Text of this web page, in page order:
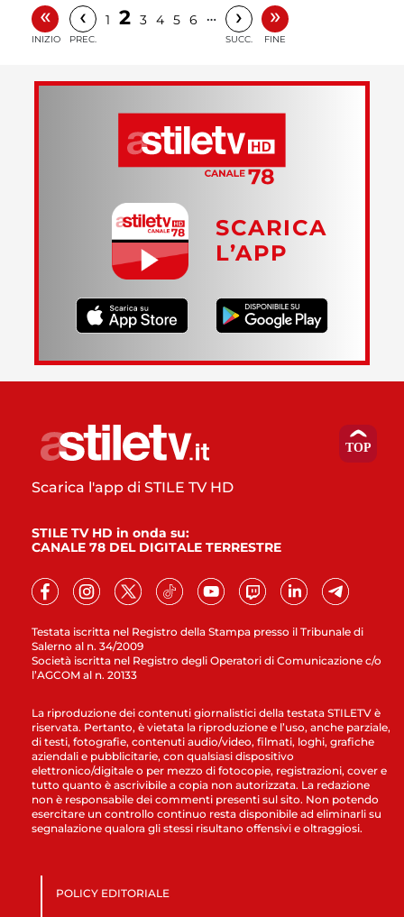
«
INIZIO
‹
PREC.
1 2 3 4 5 6 … ›
SUCC.
»
FINE
SCARICA
L’APP
Testata iscritta nel Registro della Stampa presso il Tribunale di
Salerno al n. 34/2009
Società iscritta nel Registro degli Operatori di Comunicazione c/o
l’AGCOM al n. 20133
Scarica l'app di STILE TV HD
STILE TV HD in onda su:
CANALE 78 DEL DIGITALE TERRESTRE
La riproduzione dei contenuti giornalistici della testata STILETV è
riservata. Pertanto, è vietata la riproduzione e l’uso, anche parziale,
di testi, fotografie, contenuti audio/video, filmati, loghi, grafiche
aziendali e pubblicitarie, con qualsiasi dispositivo
elettronico/digitale o per mezzo di fotocopie, registrazioni, cover e
tutto quanto è ascrivibile a copia non autorizzata. La redazione
non è responsabile dei commenti presenti sul sito. Non potendo
esercitare un controllo continuo resta disponibile ad eliminarli su
segnalazione qualora gli stessi risultano offensivi e oltraggiosi.
POLICY EDITORIALE